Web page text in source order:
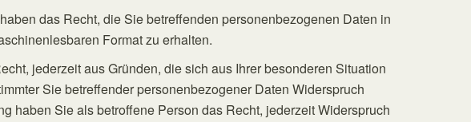
das Recht, die Sie betreffenden personenbezogenen Daten in
Format zu erhalten.
jederzeit aus Gründen, die sich aus Ihrer besonderen Situation
Sie betreffender personenbezogener Daten Widerspruch
haben Sie als betroffene Person das Recht, jederzeit Widerspruch